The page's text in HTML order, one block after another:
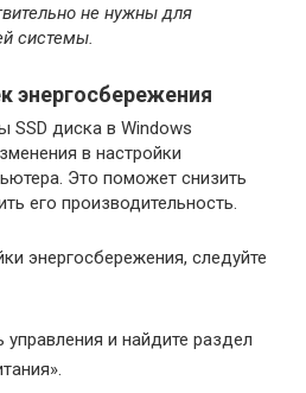
не нужны для
системы.
энергосбережения
SSD диска в Windows
в настройки
Это поможет снизить
его производительность.
энергосбережения, следуйте
управления и найдите раздел